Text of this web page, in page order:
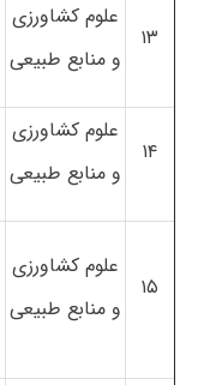
۱۳
علوم کشاورزی
و منابع طبیعی
۱۴
علوم کشاورزی
و منابع طبیعی
۱۵
علوم کشاورزی
و منابع طبیعی